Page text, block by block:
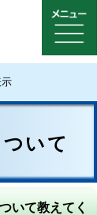
いて
いて教えてく